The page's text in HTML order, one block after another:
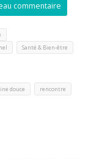
commentaire
Santé & Bien-être
douce rencontre